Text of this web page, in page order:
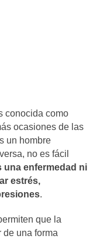
conocida como
ocasiones de las
un hombre
no es fácil
una enfermedad ni
estrés,
.
que la
una forma